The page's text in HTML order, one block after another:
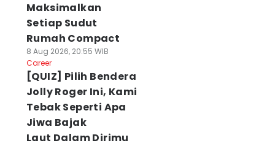
Maksimalkan
Setiap Sudut
Rumah Compact
8 Aug 2026, 20:55 WIB
Career
[QUIZ] Pilih Bendera
Jolly Roger Ini, Kami
Tebak Seperti Apa
Jiwa Bajak
Laut Dalam Dirimu